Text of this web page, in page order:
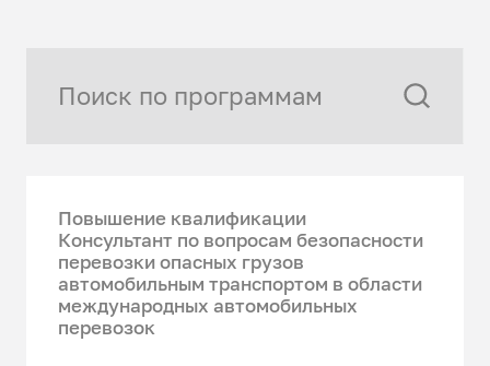
Повышение квалификации
Консультант по вопросам безопасности
перевозки опасных грузов
автомобильным транспортом в области
международных автомобильных
перевозок